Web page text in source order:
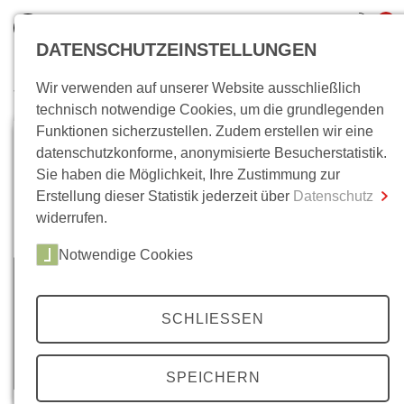
inkl. MwSt.
0,00 €
Zum Warenkorb Zur Kasse
Wo bin ich?
DATENSCHUTZEINSTELLUNGEN
Wir verwenden auf unserer Website ausschließlich
technisch notwendige Cookies, um die grundlegenden
Funktionen sicherzustellen. Zudem erstellen wir eine
datenschutzkonforme, anonymisierte Besucherstatistik.
Sie haben die Möglichkeit, Ihre Zustimmung zur
Erstellung dieser Statistik jederzeit über Datenschutz
widerrufen.
Notwendige Cookies
SCHLIESSEN
SPEICHERN